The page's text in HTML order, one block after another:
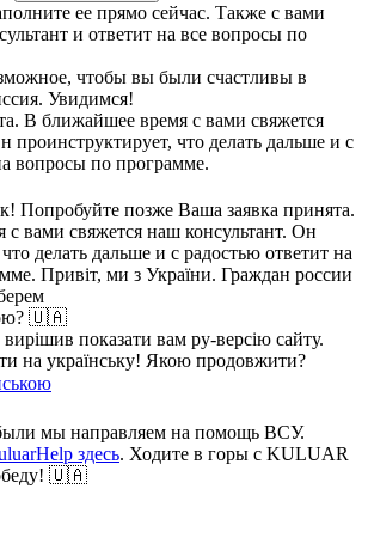
ее прямо сейчас. Также с вами
и ответит на все вопросы по
чтобы вы были счастливы в
Увидимся!
В ближайшее время с вами свяжется
проинструктирует, что делать дальше и с
вопросы по программе.
Попробуйте позже Ваша заявка принята.
вами свяжется наш консультант. Он
делать дальше и с радостью ответит на
Привіт, ми з України. Граждан россии
🇺🇦
показати вам ру-версію сайту.
на українську! Якою продовжити?
мы направляем на помощь ВСУ.
здесь. Ходите в горы с KULUAR
🇺🇦